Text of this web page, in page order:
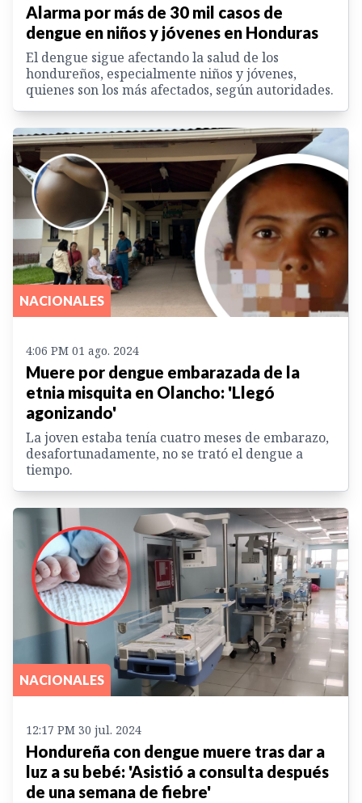
Alarma por más de 30 mil casos de
dengue en niños y jóvenes en Honduras
El dengue sigue afectando la salud de los
hondureños, especialmente niños y jóvenes,
quienes son los más afectados, según autoridades.
NACIONALES
4:06 PM 01 ago. 2024
Muere por dengue embarazada de la
etnia misquita en Olancho: 'Llegó
agonizando'
La joven estaba tenía cuatro meses de embarazo,
desafortunadamente, no se trató el dengue a
tiempo.
NACIONALES
12:17 PM 30 jul. 2024
Hondureña con dengue muere tras dar a
luz a su bebé: 'Asistió a consulta después
de una semana de fiebre'